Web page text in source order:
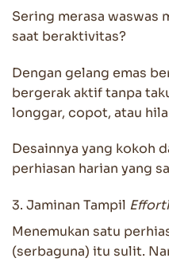
Sering merasa waswas
saat beraktivitas?
Dengan gelang emas
bergerak aktif tanpa
longgar, copot, atau
Desainnya yang kokoh
perhiasan harian yang
3. Jaminan Tampil
Menemukan satu
(serbaguna) itu sulit.